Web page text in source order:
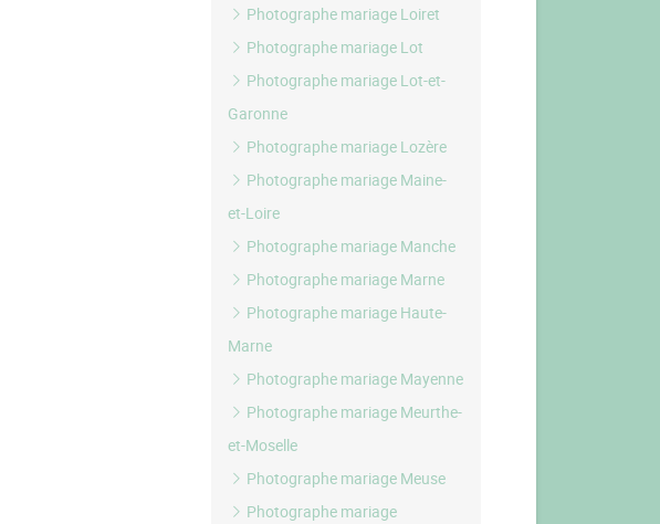
Photographe mariage Loiret
Photographe mariage Lot
Photographe mariage Lot-et-
Garonne
Photographe mariage Lozère
Photographe mariage Maine-
et-Loire
Photographe mariage Manche
Photographe mariage Marne
Photographe mariage Haute-
Marne
Photographe mariage Mayenne
Photographe mariage Meurthe-
et-Moselle
Photographe mariage Meuse
Photographe mariage